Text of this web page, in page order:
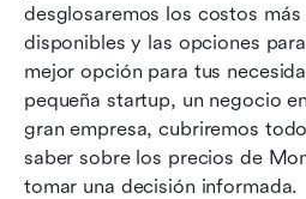
desglosaremos los costos
disponibles y las opciones
mejor opción para tus
pequeña startup, un negocio
gran empresa, cubriremos
saber sobre los precios de
tomar una decisión informada.